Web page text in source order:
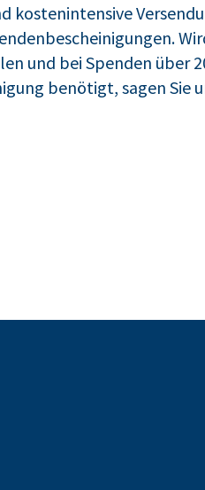
kostenintensive
und bei Spenden über
benötigt, sagen Sie